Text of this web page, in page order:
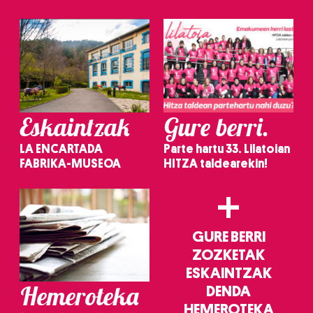
Eskaintzak
LA ENCARTADA
FABRIKA-MUSEOA
Gure berri.
Parte hartu 33. Lilatoian
HITZA taldearekin!
Hemeroteka
+
GURE BERRI
ZOZKETAK
ESKAINTZAK
DENDA
HEMEROTEKA